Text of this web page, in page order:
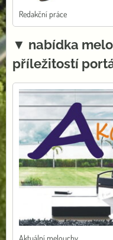
Redakční práce
▼ nabídka
příležitostí